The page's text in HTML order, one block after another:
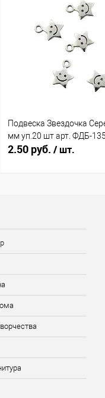
Подвеска Звездочка
мм уп.20 шт арт. ФДБ-
2.50 руб. / шт.